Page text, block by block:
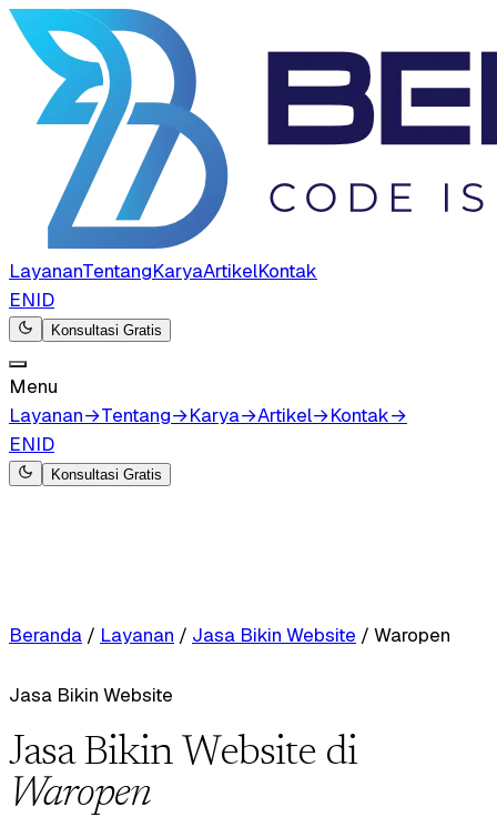
LayananTentangKaryaArtikelKontak
ENID
Konsultasi Gratis
Menu
Layanan→Tentang→Karya→Artikel→Kontak→
ENID
Konsultasi Gratis
Beranda / Layanan / Jasa Bikin Website / Waropen
Jasa Bikin Website
Jasa Bikin Website di
Waropen